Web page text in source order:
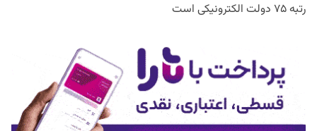
رتبه ۷۵ دولت الکترونیکی است